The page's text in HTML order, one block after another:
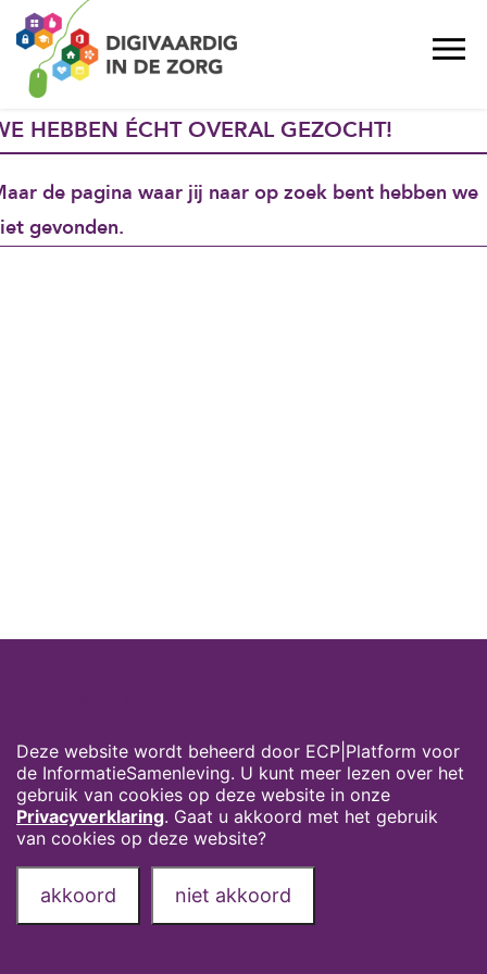
HEBBEN ÉCHT OVERAL GEZOCHT!
de pagina waar jij naar op zoek bent hebben we
gevonden.
Deze website wordt beheerd door ECP|Platform voor
de InformatieSamenleving. U kunt meer lezen over het
gebruik van cookies op deze website in onze
Privacyverklaring. Gaat u akkoord met het gebruik
van cookies op deze website?
akkoord niet akkoord